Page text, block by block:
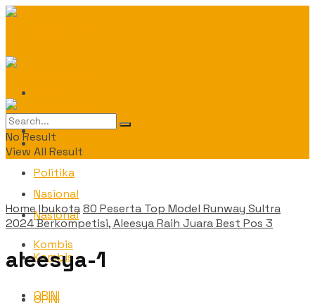
Politika
Nasional
Kombis
OPINI
Daerah
Politika
Nasional
Kombis
OPINI
No Result
View All Result
HomeIbukota80 Peserta Top Model Runway Sultra
2024 Berkompetisi, Aleesya Raih Juara Best Pos 3
aleesya-1